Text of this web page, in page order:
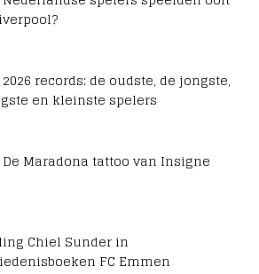
2026 records: de oudste, de jongste,
en kleinste spelers
De Maradona tattoo van Insigne
Chiel Sunder in
FC Emmen